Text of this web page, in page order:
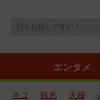
エンタメ
ネコ 観光 夫婦